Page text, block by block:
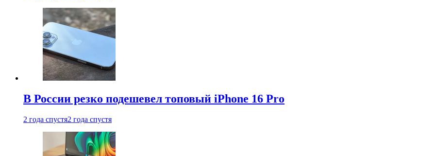
В России резко подешевел топовый iPhone 16 Pro
2 года спустя2 года спустя